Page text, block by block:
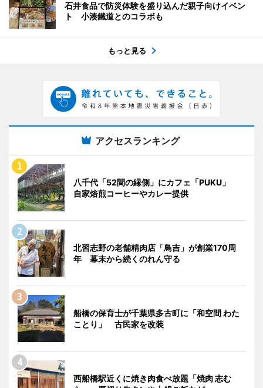
石井食品で防災体験を盛り込んだ親子向けイベン
ト 小湊鐵道とのコラボも
もっと見る
アクセスランキング
八千代「52間の縁側」にカフェ「PUKU」
自家焙煎コーヒーやカレー提供
北習志野の老舗精肉店「鳥吉」が創業170周
年 幕末から続くのれん守る
船橋の保育士が千葉県多古町に「和空間 わた
ことり」 古民家を改装
西船橋駅近くに焼き肉食べ放題「焼肉 志む